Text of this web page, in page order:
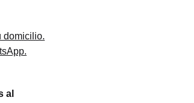
domicilio.
al